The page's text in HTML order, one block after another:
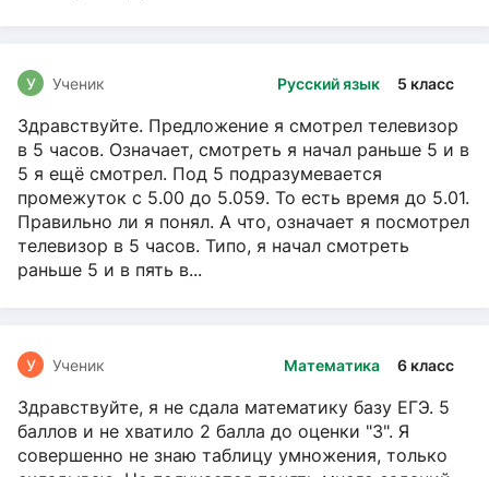
Русский язык 5 класс
У Ученик
Здравствуйте. Предложение я смотрел телевизор
в 5 часов. Означает, смотреть я начал раньше 5 и в
5 я ещё смотрел. Под 5 подразумевается
промежуток с 5.00 до 5.059. То есть время до 5.01.
Правильно ли я понял. А что, означает я посмотрел
телевизор в 5 часов. Типо, я начал смотреть
раньше 5 и в пять в...
Математика 6 класс
У Ученик
Здравствуйте, я не сдала математику базу ЕГЭ. 5
баллов и не хватило 2 балла до оценки "3". Я
совершенно не знаю таблицу умножения, только